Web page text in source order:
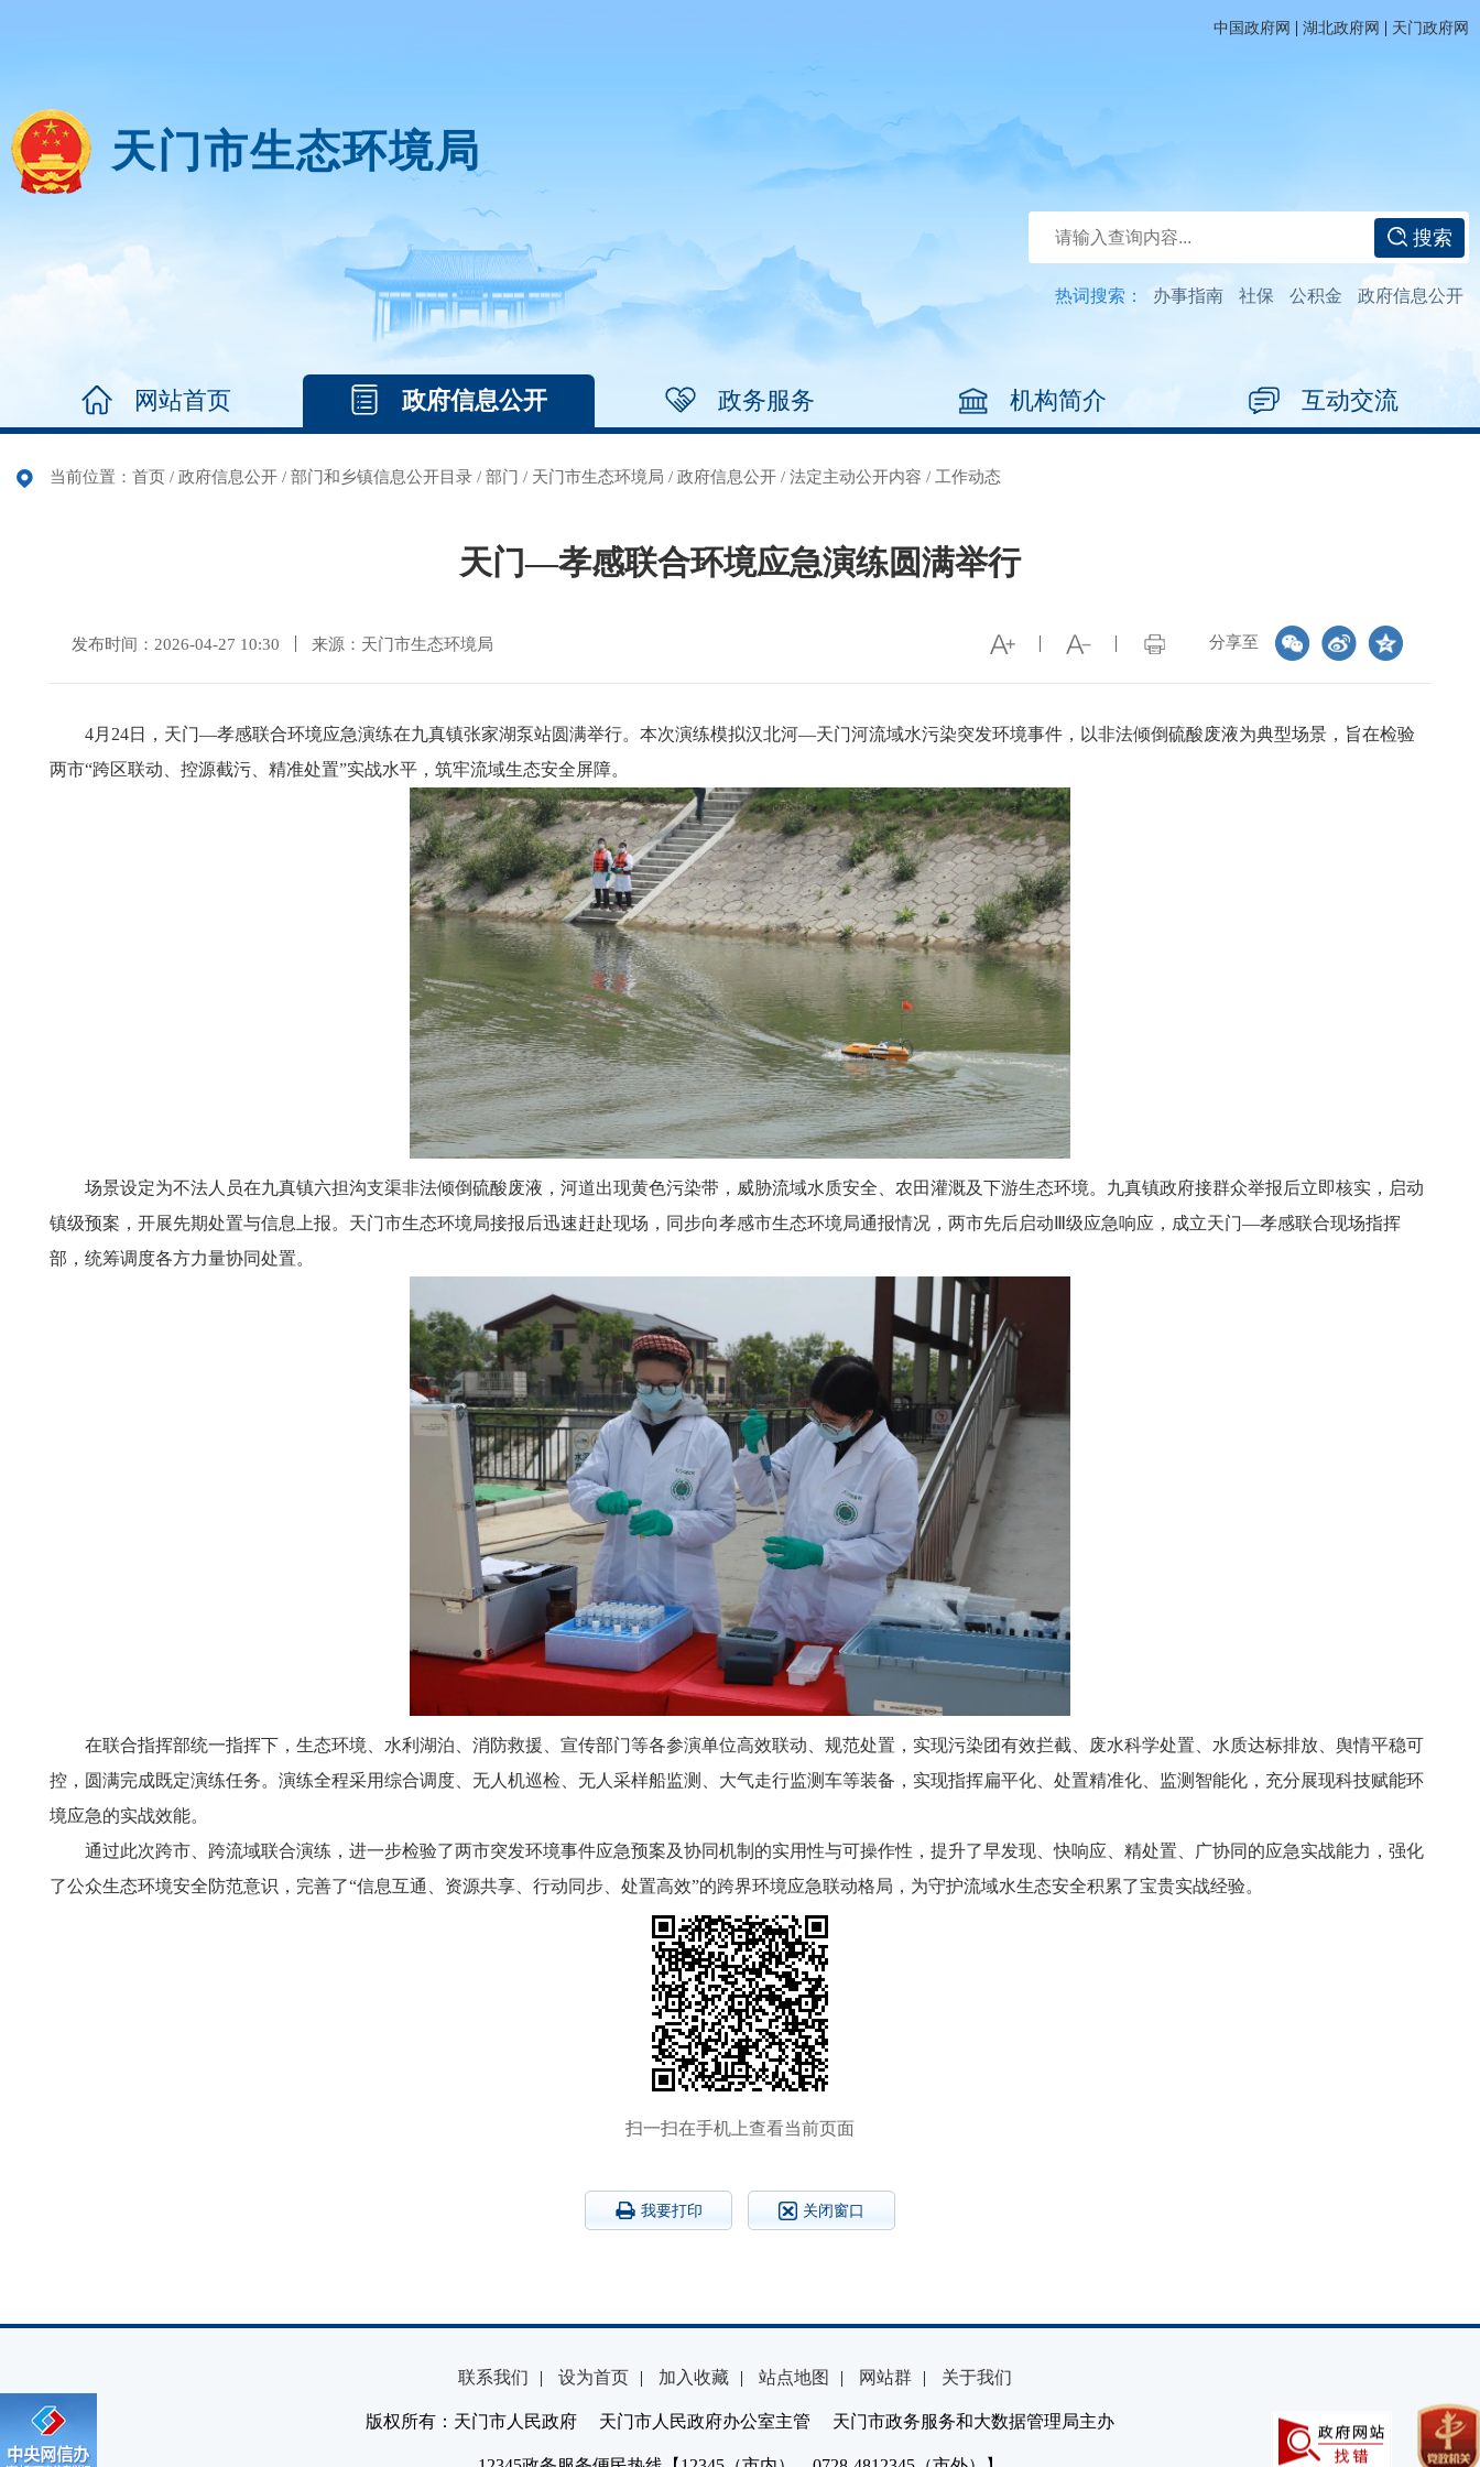
中国政府网 | 湖北政府网 | 天门政府网
天门市生态环境局
搜索
热词搜索： 办事指南 社保 公积金 政府信息公开
网站首页 政府信息公开 政务服务 机构简介 互动交流
当前位置： 首页 / 政府信息公开 / 部门和乡镇信息公开目录 / 部门 / 天门市生态环境局 / 政府信息公开 / 法定主动公开内容 / 工作动态
天门—孝感联合环境应急演练圆满举行
分享至
发布时间：2026-04-27 10:30 来源：天门市生态环境局
4月24日，天门—孝感联合环境应急演练在九真镇张家湖泵站圆满举行。本次演练模拟汉北河—天门河流域水污染突发环境事件，以非法倾倒硫酸废液为典型场景，旨在检验
两市“跨区联动、控源截污、精准处置”实战水平，筑牢流域生态安全屏障。
场景设定为不法人员在九真镇六担沟支渠非法倾倒硫酸废液，河道出现黄色污染带，威胁流域水质安全、农田灌溉及下游生态环境。九真镇政府接群众举报后立即核实，启动
镇级预案，开展先期处置与信息上报。天门市生态环境局接报后迅速赶赴现场，同步向孝感市生态环境局通报情况，两市先后启动Ⅲ 级应急响应 ，成立天门—孝感联合现场指挥
部，统筹调度各方力量协同处置。
在联合指挥部统一指挥下，生态环境、水利湖泊、消防救援、宣传部门等各参演单位高效联动、规范处置，实现污染团有效拦截、废水科学处置、水质达标排放、舆情平稳可
控，圆满完成既定演练任务。演练全程采用综合调度、无人机巡检、无人采样船监测、大气走行监测车等装备，实现指挥扁平化、处置精准化、监测智能化，充分展现科技赋能环
境应急的实战效能。
通过此次跨市、跨流域联合演练，进一步检验了两市突发环境事件应急预案及协同机制的实用性与可操作性，提升了早发现、快响应、精处置、广协同的应急实战能力，强化
了公众生态环境安全防范意识，完善了“信息互通、资源共享、行动同步、处置高效”的跨界环境应急联动格局，为守护流域水生态安全积累了宝贵实战经验。
扫一扫在手机上查看当前页面
我要打印 关闭窗口
联系我们 | 设为首页 | 加入收藏 | 站点地图 | 网站群 | 关于我们
版权所有：天门市人民政府 天门市人民政府办公室主管 天门市政务服务和大数据管理局主办